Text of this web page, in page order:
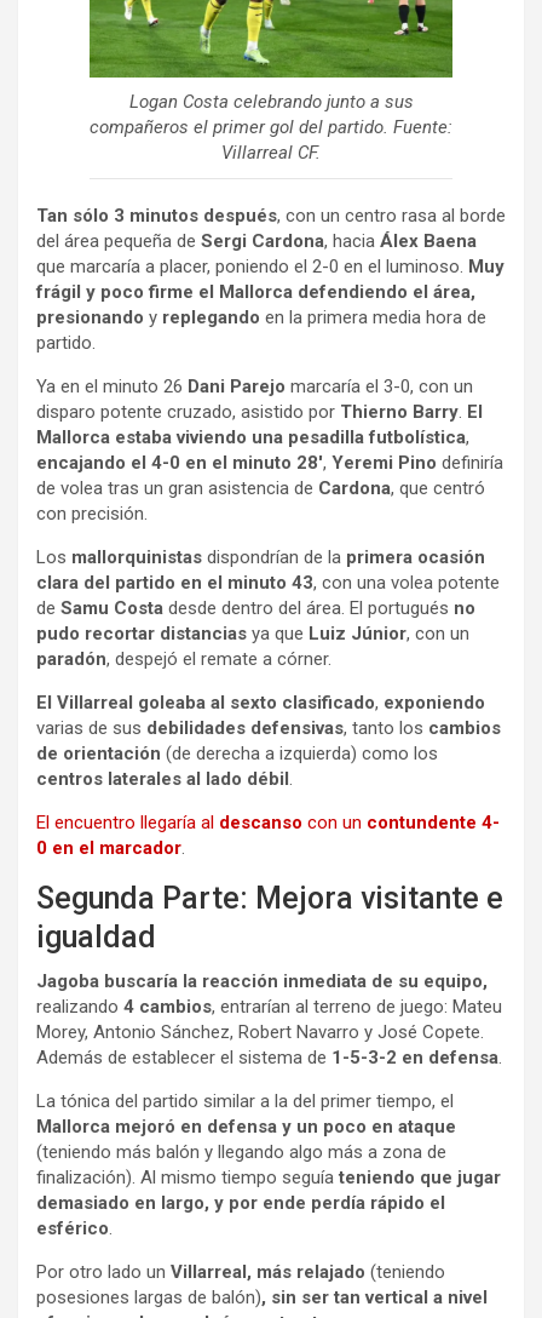
Logan Costa celebrando junto a sus
compañeros el primer gol del partido. Fuente:
Villarreal CF.
Tan sólo 3 minutos después, con un centro rasa al borde
del área pequeña de Sergi Cardona, hacia Álex Baena
que marcaría a placer, poniendo el 2-0 en el luminoso. Muy
frágil y poco firme el Mallorca defendiendo el área,
presionando y replegando en la primera media hora de
partido.
Ya en el minuto 26 Dani Parejo marcaría el 3-0, con un
disparo potente cruzado, asistido por Thierno Barry. El
Mallorca estaba viviendo una pesadilla futbolística,
encajando el 4-0 en el minuto 28′, Yeremi Pino definiría
de volea tras un gran asistencia de Cardona, que centró
con precisión.
Los mallorquinistas dispondrían de la primera ocasión
clara del partido en el minuto 43, con una volea potente
de Samu Costa desde dentro del área. El portugués no
pudo recortar distancias ya que Luiz Júnior, con un
paradón, despejó el remate a córner.
El Villarreal goleaba al sexto clasificado, exponiendo
varias de sus debilidades defensivas, tanto los cambios
de orientación (de derecha a izquierda) como los
centros laterales al lado débil.
El encuentro llegaría al descanso con un contundente 4-
0 en el marcador.
Segunda Parte: Mejora visitante e
igualdad
Jagoba buscaría la reacción inmediata de su equipo,
realizando 4 cambios, entrarían al terreno de juego: Mateu
Morey, Antonio Sánchez, Robert Navarro y José Copete.
Además de establecer el sistema de 1-5-3-2 en defensa.
La tónica del partido similar a la del primer tiempo, el
Mallorca mejoró en defensa y un poco en ataque
(teniendo más balón y llegando algo más a zona de
finalización). Al mismo tiempo seguíateniendo que jugar
demasiado en largo, y por ende perdía rápido el
esférico.
Por otro lado un Villarreal, más relajado (teniendo
posesiones largas de balón), sin ser tan vertical a nivel